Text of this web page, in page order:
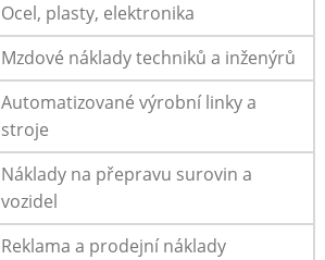
Ocel, plasty, elektronika
Mzdové náklady techniků a inženýrů
Automatizované výrobní linky⁣ a
stroje
Náklady na ​přepravu surovin a
vozidel
Reklama a prodejní ⁤náklady